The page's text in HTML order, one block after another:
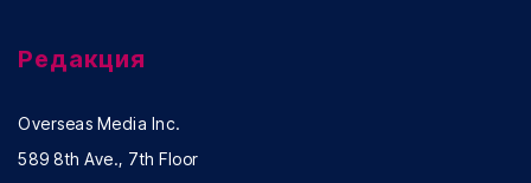
Редакция
Overseas Media Inc.
589 8th Ave., 7th Floor